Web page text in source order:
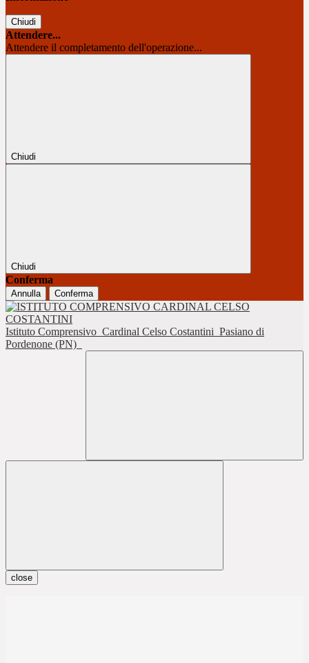
Chiudi
Attendere...
Attendere il completamento dell'operazione...
Chiudi
Chiudi
Conferma
Annulla Conferma
Istituto Comprensivo Cardinal Celso Costantini Pasiano di
Pordenone (PN)
close